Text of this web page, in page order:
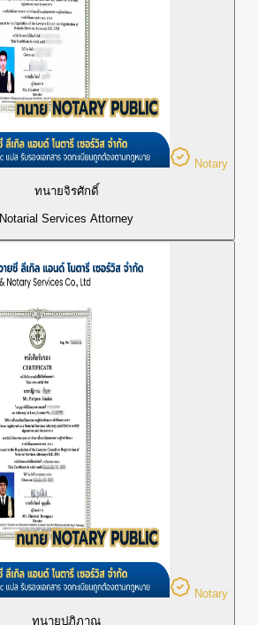
Notary
ทนายจิรศักดิ์
Notarial Services Attorney
Notary
ทนายปฏิภาณ